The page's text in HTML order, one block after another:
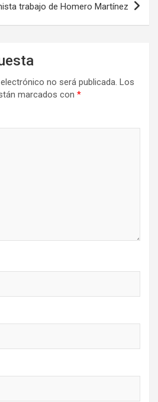
trabajo de Homero Martínez
no será publicada. Los
marcados con *